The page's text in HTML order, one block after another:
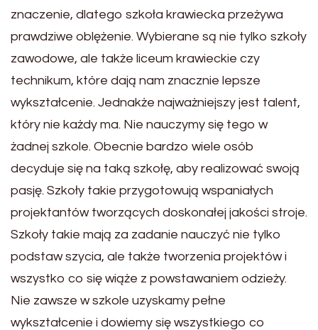
znaczenie, dlatego szkoła krawiecka przeżywa
prawdziwe oblężenie. Wybierane są nie tylko szkoły
zawodowe, ale także liceum krawieckie czy
technikum, które dają nam znacznie lepsze
wykształcenie. Jednakże najważniejszy jest talent,
który nie każdy ma. Nie nauczymy się tego w
żadnej szkole. Obecnie bardzo wiele osób
decyduje się na taką szkołę, aby realizować swoją
pasję. Szkoły takie przygotowują wspaniałych
projektantów tworzących doskonałej jakości stroje.
Szkoły takie mają za zadanie nauczyć nie tylko
podstaw szycia, ale także tworzenia projektów i
wszystko co się wiąże z powstawaniem odzieży.
Nie zawsze w szkole uzyskamy pełne
wykształcenie i dowiemy się wszystkiego co